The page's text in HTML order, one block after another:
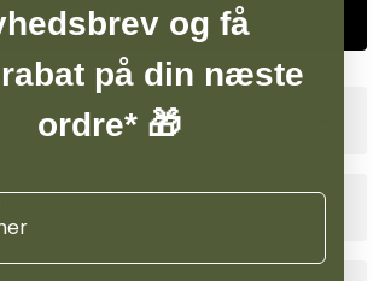
Tilføj til kurv og få
på din næste
ordre* 🎁